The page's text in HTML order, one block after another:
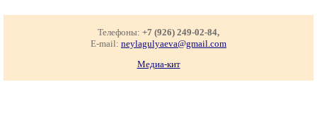
Телефоны: +7 (926) 249-02-84,
E-mail: neylagulyaeva@gmail.com
Медиа-кит